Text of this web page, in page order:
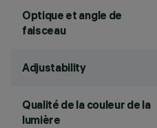
Optique et angle de
faisceau
Adjustability
Qualité de la couleur de la
lumière